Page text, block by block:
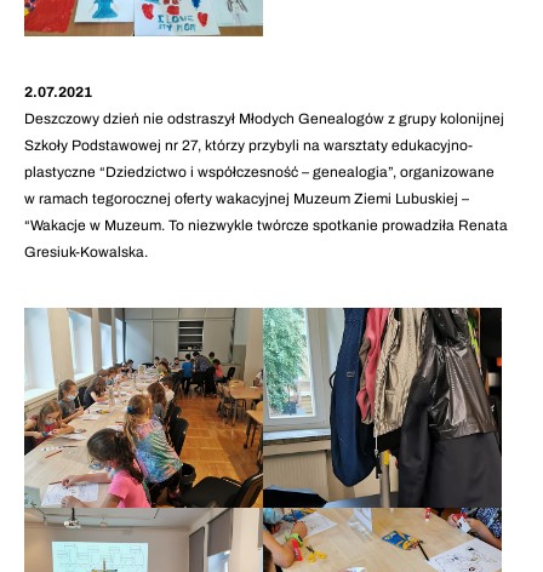
2.07.2021
Deszczowy dzień nie odstraszył Młodych Genealogów z grupy kolonijnej
Szkoły Podstawowej nr 27, którzy przybyli na warsztaty edukacyjno-
plastyczne “Dziedzictwo i współczesność – genealogia”, organizowane
w ramach tegorocznej oferty wakacyjnej Muzeum Ziemi Lubuskiej –
“Wakacje w Muzeum. To niezwykle twórcze spotkanie prowadziła Renata
Gresiuk-Kowalska.